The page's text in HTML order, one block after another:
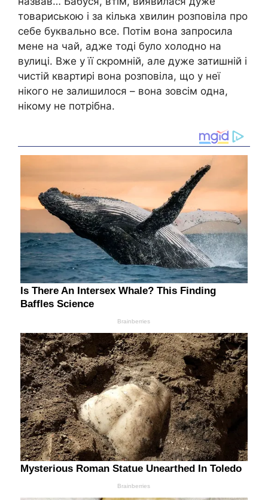
товариською і за кілька хвилин розповіла про
себе буквально все. Потім вона запросила
мене на чай, адже тоді було холодно на
вулиці. Вже у її скромній, але дуже затишній і
чистій квартирі вона розповіла, що у неї
нікого не залишилося – вона зовсім одна,
нікому не потрібна.